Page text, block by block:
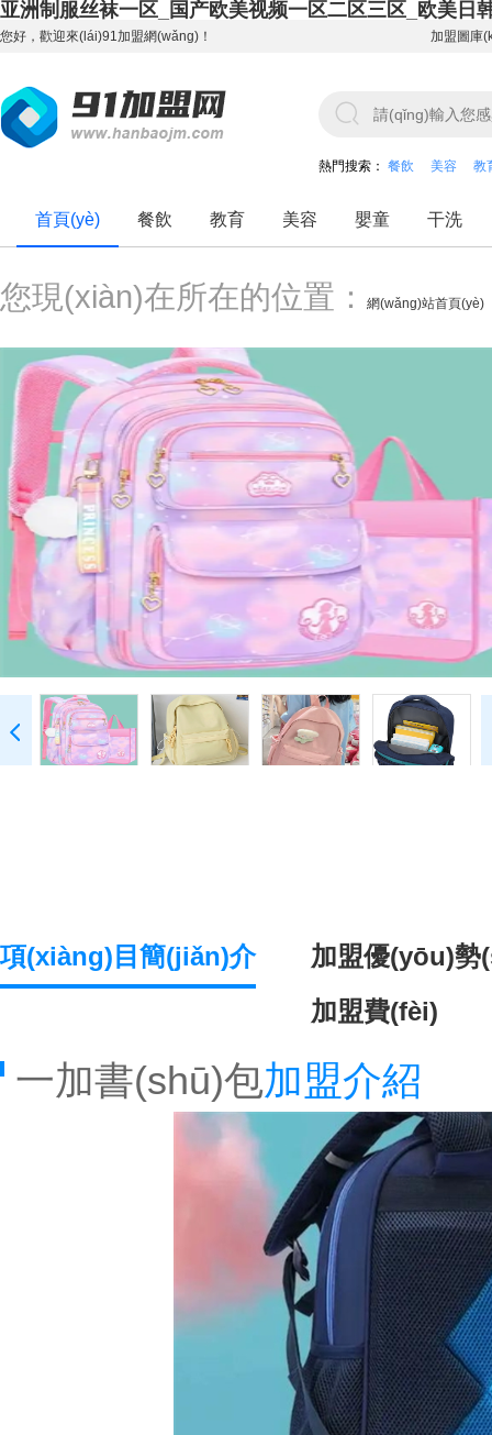
亚洲制服丝袜一区_国产欧美视频一区二区三区_欧美日
您好，歡迎來(lái)91加盟網(wǎng)！ 加盟圖庫
熱門搜索： 餐飲 美容 教
首頁(yè) 餐飲 教育 美容 嬰童 干洗
您現(xiàn)在所在的位置： 網(wǎng)站首頁(yè)
項(xiàng)目簡(jiǎn)介
加盟優(yōu)勢
加盟費(fèi)
一加書(shū)包加盟介紹